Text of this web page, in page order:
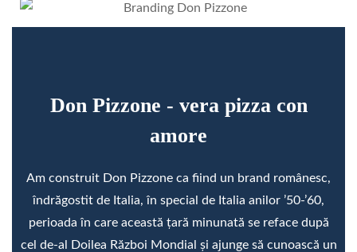
Don Pizzone - vera pizza con
amore
Am construit Don Pizzone ca fiind un brand românesc,
îndrăgostit de Italia, în special de Italia anilor ’50-’60,
perioada în care această țară minunată se reface după
cel de-al Doilea Război Mondial și ajunge să cunoască un